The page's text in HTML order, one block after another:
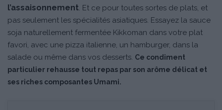
l’assaisonnement. Et ce pour toutes sortes de plats, et
pas seulement les spécialités asiatiques. Essayez la sauce
soja naturellement fermentée Kikkoman dans votre plat
favori, avec une pizza italienne, un hamburger, dans la
salade ou même dans vos desserts. Ce condiment
particulier rehausse tout repas par son arôme délicat et
ses riches composantes Umami.